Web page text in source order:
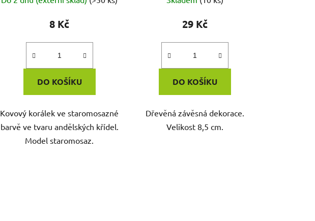
8 Kč
DO KOŠÍKU
Kovový korálek ve staromosazné
barvě ve tvaru andělských křídel.
Model staromosaz.
29 Kč
DO KOŠÍKU
Dřevěná závěsná dekorace.
Velikost 8,5 cm.